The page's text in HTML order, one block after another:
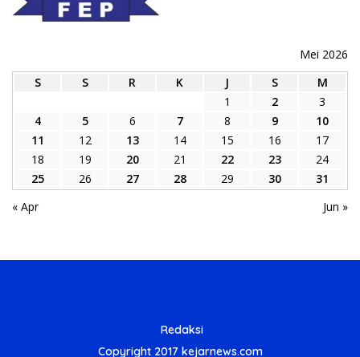
Mei 2026
S
S R K J S
M
1
2
3
4
5 6 7 8 9
10
11
12 13 14 15 16
17
18
19 20 21 22 23
24
25
26 27 28 29 30
31
« Apr
Jun »
Redaksi
Copyright 2017 kejarnews.com